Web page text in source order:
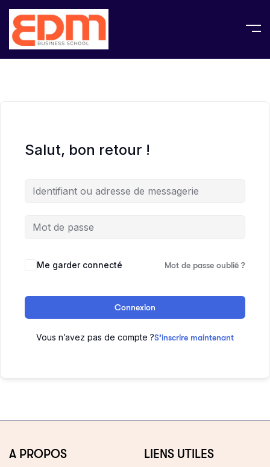
Salut, bon retour !
Me garder connecté Mot de passe oublié ?
Connexion
Vous n’avez pas de compte ?S’inscrire maintenant
A PROPOS LIENS UTILES